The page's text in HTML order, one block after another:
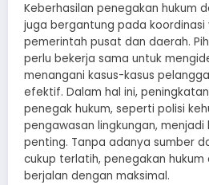
Keberhasilan penegakan hukum
juga bergantung pada
pemerintah pusat dan daerah.
perlu bekerja sama untuk
menangani kasus-kasus
efektif. Dalam hal ini,
penegak hukum, seperti polisi
pengawasan lingkungan,
penting. Tanpa adanya sumber
cukup terlatih, penegakan
berjalan dengan maksimal.